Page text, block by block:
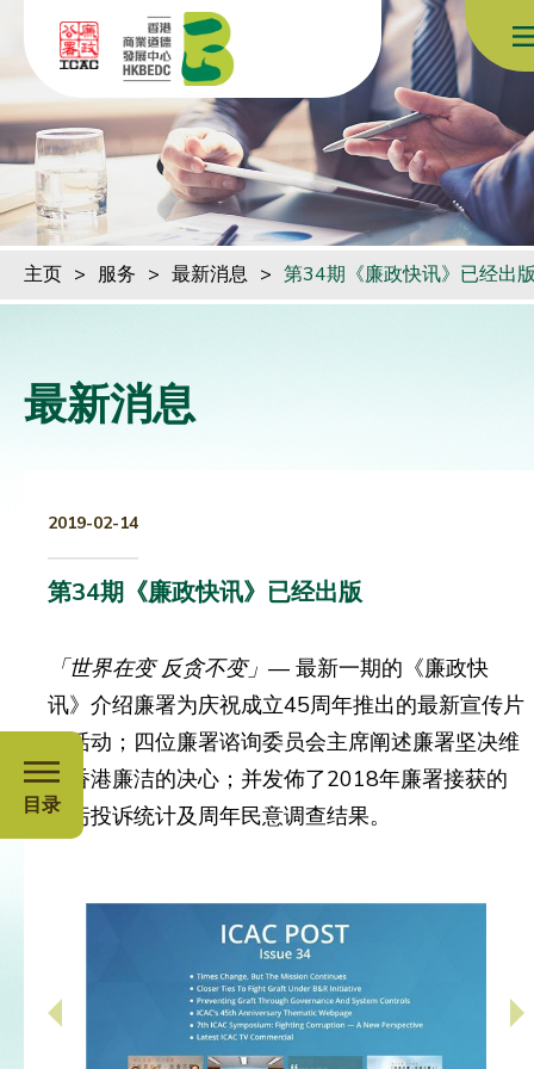
跳到内容（按回车键）
主页 > 服务 > 最新消息 > 第34期《廉政快讯》已经出
目录
最新消息
2019-02-14
第34期《廉政快讯》已经出版
「世界在变 反贪不变」 — 最新一期的《廉政快
讯》介绍廉署为庆祝成立45周年推出的最新宣传片
及活动；四位廉署谘询委员会主席阐述廉署坚决维
护香港廉洁的决心；并发佈了2018年廉署接获的
贪污投诉统计及周年民意调查结果。